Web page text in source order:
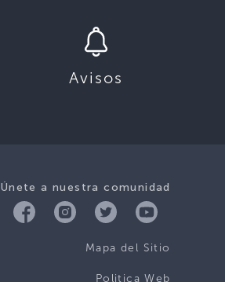
Avisos
Únete a nuestra comunidad
Mapa del Sitio
Politica Web